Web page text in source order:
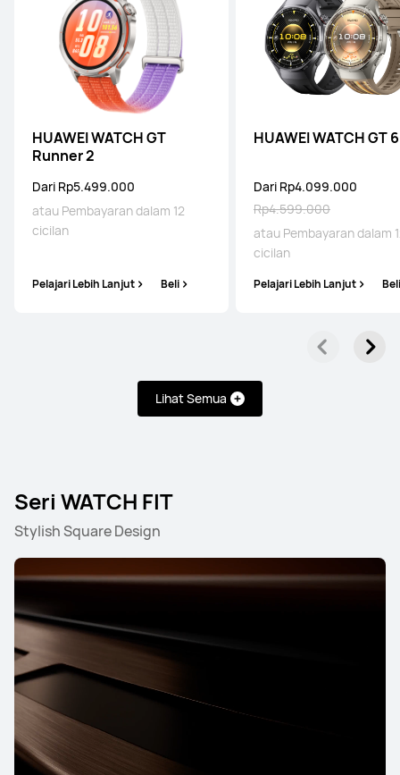
HUAWEI WATCH GT
Runner 2
Dari Rp5.499.000
atau Pembayaran dalam 12
cicilan
Pelajari Lebih Lanjut Beli
HUAWEI WATCH GT
Dari Rp4.099.000
Rp4.599.000
atau Pembayaran dalam
cicilan
Pelajari Lebih Lanjut Beli
Lihat Semua
Seri WATCH FIT
Stylish Square Design